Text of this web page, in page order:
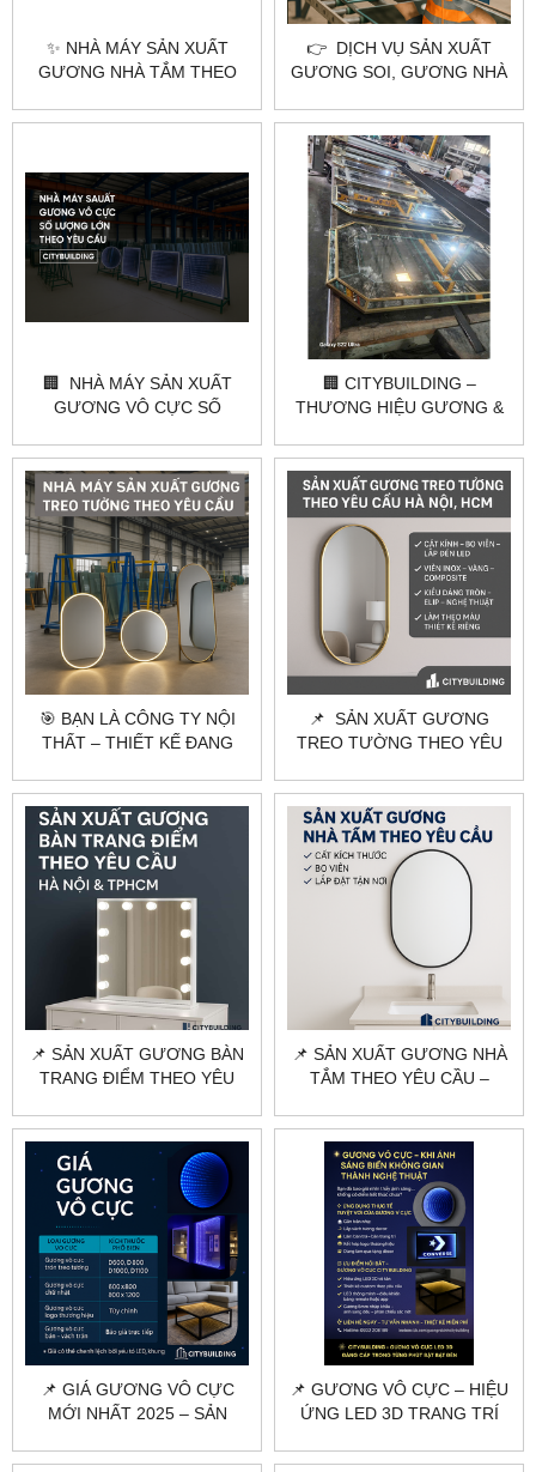
✨ NHÀ MÁY SẢN XUẤT
GƯƠNG NHÀ TẮM THEO
TPHCM – CITYBUILDING
👉 DỊCH VỤ SẢN XUẤT
GƯƠNG SOI, GƯƠNG NHÀ
ĐIỂM THEO YÊU CẦU –
CITYBUILDING
🏢 NHÀ MÁY SẢN XUẤT
GƯƠNG VÔ CỰC SỐ
CẦU – CITYBUILDING
🏢 CITYBUILDING –
THƯƠNG HIỆU GƯƠNG &
🏢
🎯 BẠN LÀ CÔNG TY NỘI
THẤT – THIẾT KẾ ĐANG
XUẤT GƯƠNG THEO YÊU
CẦU?
📌 SẢN XUẤT GƯƠNG
TREO TƯỜNG THEO YÊU
CITYBUILDING
📌 SẢN XUẤT GƯƠNG BÀN
TRANG ĐIỂM THEO YÊU
CITYBUILDING
📌 SẢN XUẤT GƯƠNG NHÀ
TẮM THEO YÊU CẦU –
THƯỚC – MẪU MÃ ĐA
DẠNG
📌 GIÁ GƯƠNG VÔ CỰC
MỚI NHẤT 2025 – SẢN
CITYBUILDING
📌 GƯƠNG VÔ CỰC – HIỆU
ỨNG LED 3D TRANG TRÍ